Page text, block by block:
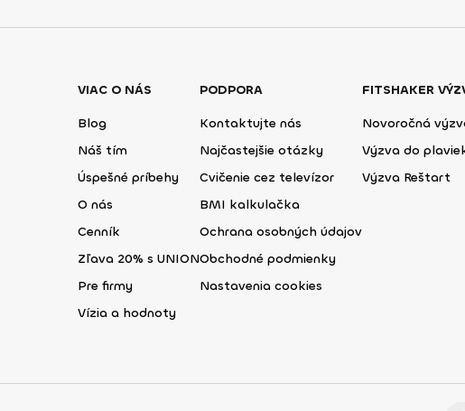
VIAC O NÁS
Blog
Náš tím
Úspešné príbehy
O nás
Cenník
Zľava 20% s UNION
Pre firmy
Vízia a hodnoty
PODPORA
Kontaktujte nás
Najčastejšie otázky
Cvičenie cez televízor
BMI kalkulačka
Ochrana osobných údajov
Obchodné podmienky
Nastavenia cookies
FITSHAKER
Novoročná
Výzva do
Výzva Reštart